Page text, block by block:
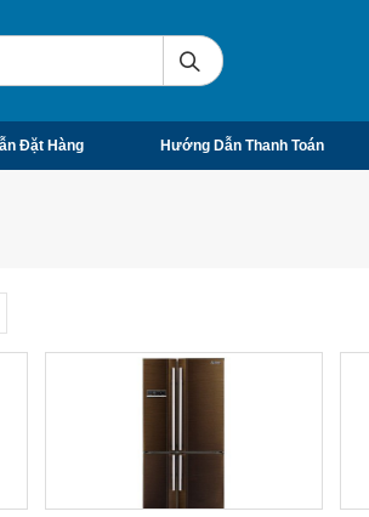
Đặt Hàng Hướng Dẫn Thanh Toán